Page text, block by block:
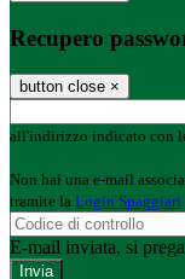
Recupero
button close ×
all'indirizzo indicato con
Non hai una e-mail
tramite la Login Spaggiari
E-mail inviata, si